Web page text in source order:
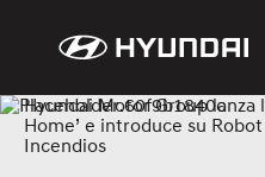
Hyundai Motor Group lanza
Home’ e introduce su
Incendios